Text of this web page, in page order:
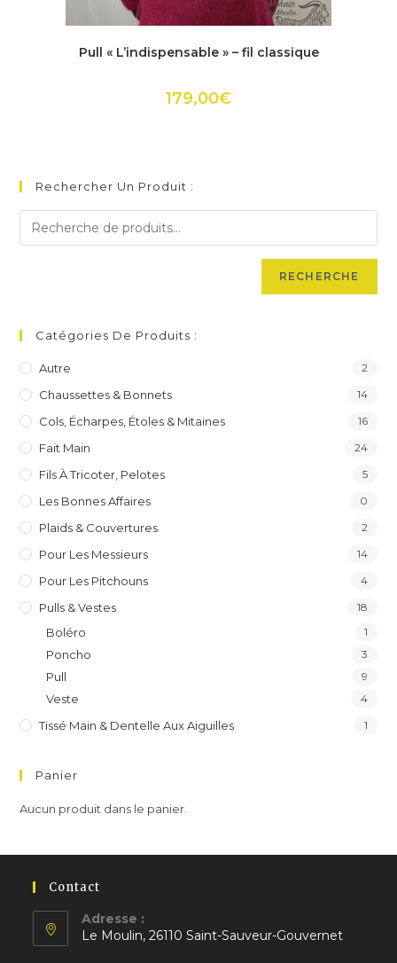
Ce
a
Les
options
Pull « L’indispensable » – fil classique
179,00€
Rechercher Un Produit :
RECHERCHE
Catégories De Produits :
Autre 2
Chaussettes & Bonnets 14
Cols, Écharpes, Étoles & Mitaines 16
Fait Main 24
Fils À Tricoter, Pelotes 5
Les Bonnes Affaires 0
Plaids & Couvertures 2
Pour Les Messieurs 14
Pour Les Pitchouns 4
Pulls & Vestes 18
Boléro 1
Poncho 3
Pull 9
Veste 4
Tissé Main & Dentelle Aux Aiguilles 1
Panier
Aucun produit dans le panier.
Contact
Adresse :
Le Moulin, 26110 Saint-Sauveur-Gouvernet